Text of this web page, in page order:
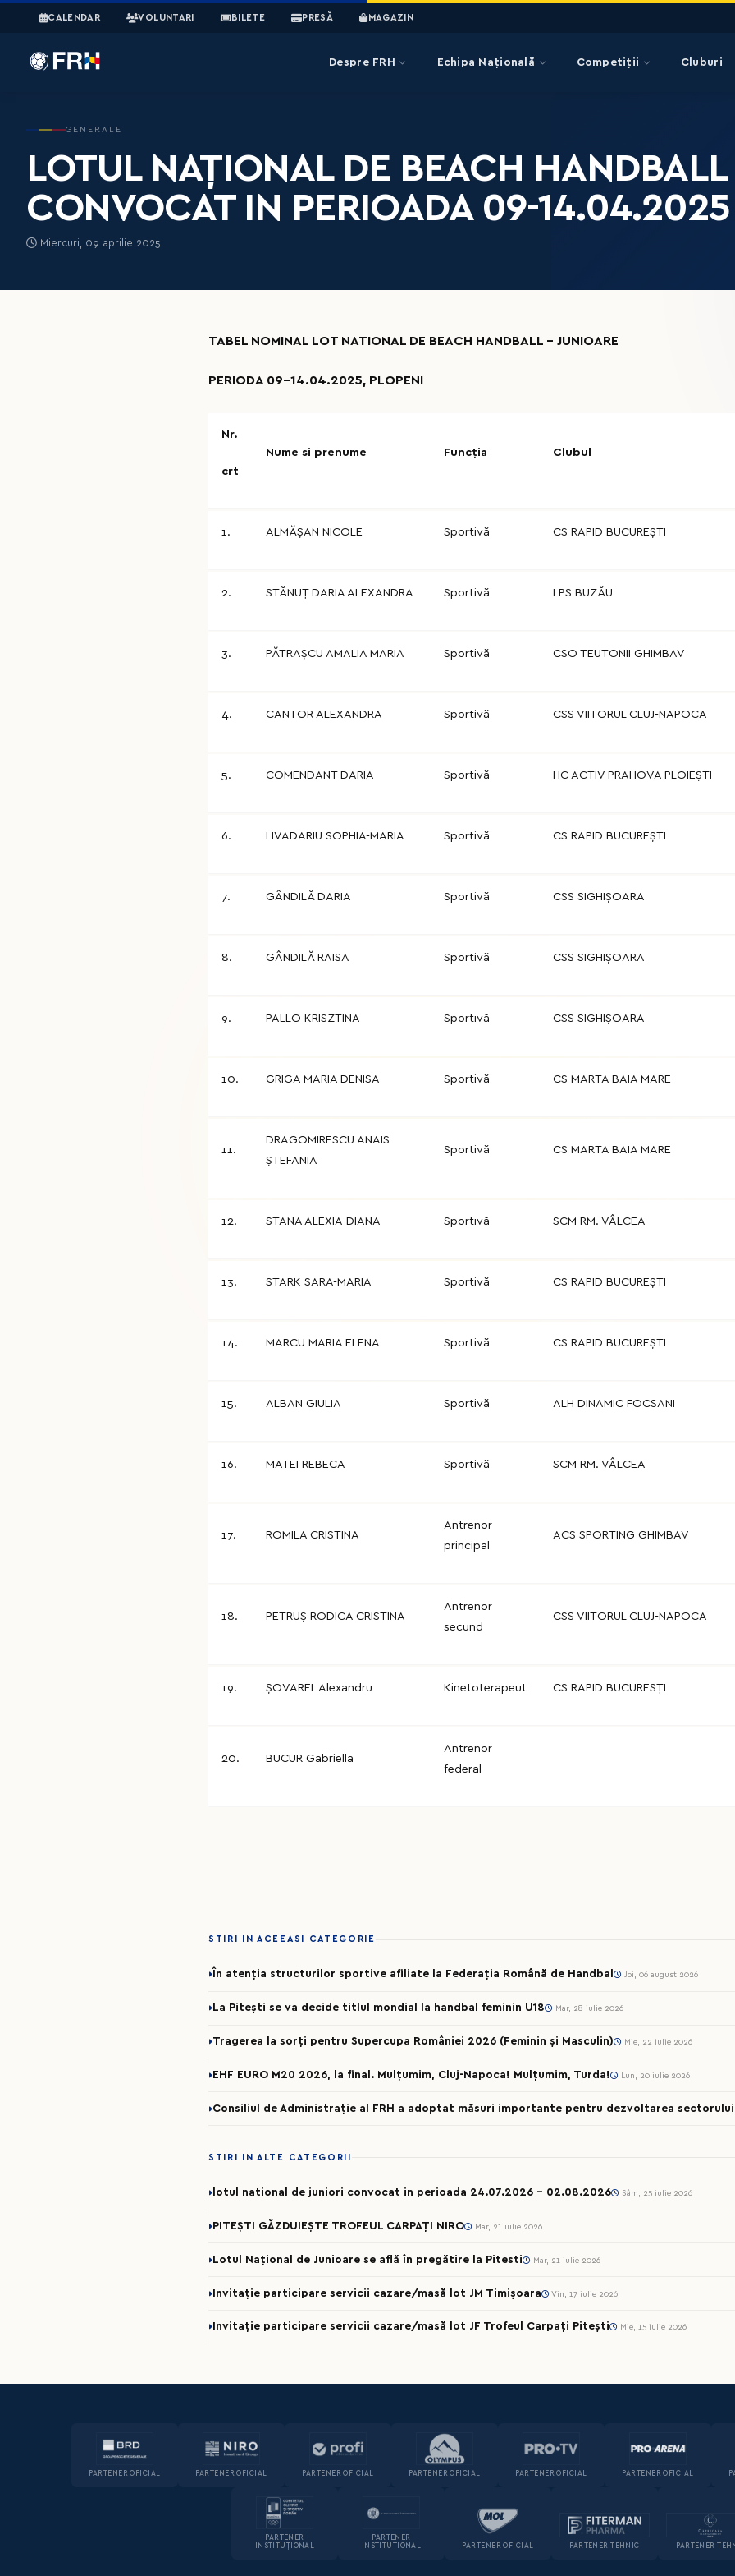
CALENDAR VOLUNTARI BILETE PRESĂ MAGAZIN
Despre FRH Echipa Națională Competiții Cluburi
GENERALE
LOTUL NAȚIONAL DE BEACH HANDBALL
CONVOCAT IN PERIOADA 09-14.04.2025
Miercuri, 09 aprilie 2025
TABEL NOMINAL LOT NATIONAL DE BEACH HANDBALL – JUNIOARE
PERIODA 09-14.04.2025, PLOPENI
Nr.
crt
Nume si prenume Funcția Clubul
1. ALMĂŞAN NICOLE Sportivă CS RAPID BUCUREŞTI
2. STĂNUȚ DARIA ALEXANDRA Sportivă LPS BUZĂU
3. PĂTRAȘCU AMALIA MARIA Sportivă CSO TEUTONII GHIMBAV
4. CANTOR ALEXANDRA Sportivă CSS VIITORUL CLUJ-NAPOCA
5. COMENDANT DARIA Sportivă HC ACTIV PRAHOVA PLOIEȘTI
6. LIVADARIU SOPHIA-MARIA Sportivă CS RAPID BUCUREȘTI
7. GÂNDILĂ DARIA Sportivă CSS SIGHIȘOARA
8. GÂNDILĂ RAISA Sportivă CSS SIGHIȘOARA
9. PALLO KRISZTINA Sportivă CSS SIGHIȘOARA
10. GRIGA MARIA DENISA Sportivă CS MARTA BAIA MARE
11.
DRAGOMIRESCU ANAIS
ȘTEFANIA
Sportivă CS MARTA BAIA MARE
12. STANA ALEXIA-DIANA Sportivă SCM RM. VÂLCEA
13. STARK SARA-MARIA Sportivă CS RAPID BUCUREȘTI
14. MARCU MARIA ELENA Sportivă CS RAPID BUCUREȘTI
15. ALBAN GIULIA Sportivă ALH DINAMIC FOCSANI
16. MATEI REBECA Sportivă SCM RM. VÂLCEA
17. ROMILA CRISTINA
Antrenor
principal
ACS SPORTING GHIMBAV
18. PETRUȘ RODICA CRISTINA
Antrenor
secund
CSS VIITORUL CLUJ-NAPOCA
19. ȘOVAREL Alexandru Kinetoterapeut CS RAPID BUCURESȚI
20. BUCUR Gabriella
Antrenor
federal
STIRI IN ACEEASI CATEGORIE
În atenția structurilor sportive afiliate la Federația Română de Handbal Joi, 06 august 2026
La Pitești se va decide titlul mondial la handbal feminin U18 Mar, 28 iulie 2026
Tragerea la sorți pentru Supercupa României 2026 (Feminin și Masculin) Mie, 22 iulie 2026
EHF EURO M20 2026, la final. Mulțumim, Cluj-Napoca! Mulțumim, Turda! Lun, 20 iulie 2026
Consiliul de Administrație al FRH a adoptat măsuri importante pentru dezvoltarea
STIRI IN ALTE CATEGORII
lotul national de juniori convocat in perioada 24.07.2026 – 02.08.2026 Sâm, 25 iulie 2026
PITEȘTI GĂZDUIEȘTE TROFEUL CARPAȚI NIRO Mar, 21 iulie 2026
Lotul Național de Junioare se află în pregătire la Pitesti Mar, 21 iulie 2026
Invitație participare servicii cazare/masă lot JM Timișoara Vin, 17 iulie 2026
Invitație participare servicii cazare/masă lot JF Trofeul Carpați Pitești Mie, 15 iulie 2026
PARTENER OFICIAL PARTENER OFICIAL PARTENER OFICIAL PARTENER OFICIAL PARTENER OFICIAL PARTENER OFICIAL
PARTENER
INSTITUȚIONAL
PARTENER
INSTITUȚIONAL
PARTENER OFICIAL PARTENER TEHNIC PARTENER